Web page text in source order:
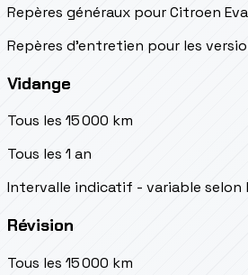
Repères généraux pour Citroen
Repères d’entretien pour les
Vidange
Tous les 15 000 km
Tous les 1 an
Intervalle indicatif - variable
Révision
Tous les 15 000 km